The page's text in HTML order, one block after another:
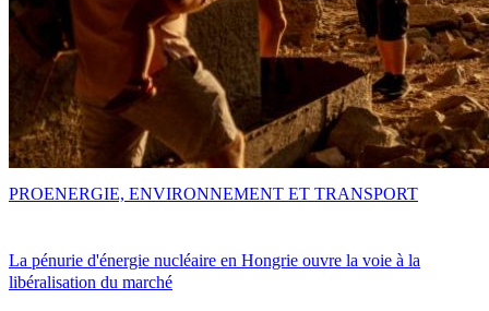
La pénurie d'énergie nucléaire en Hongrie ouvre la voie à la
libéralisation du marché
PROENERGIE, ENVIRONNEMENT ET TRANSPORT